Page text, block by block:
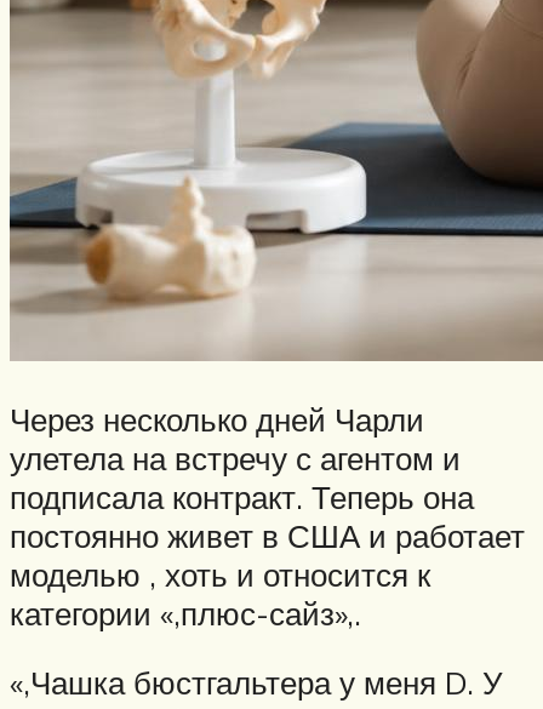
Через несколько дней Чарли
улетела на встречу с агентом и
подписала контракт. Теперь она
постоянно живет в США и работает
моделью , хоть и относится к
категории «,плюс-сайз»,.
«,Чашка бюстгальтера у меня D. У